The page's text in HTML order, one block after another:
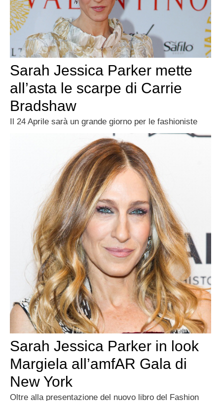
Sarah Jessica Parker mette
all’asta le scarpe di Carrie
Bradshaw
Il 24 Aprile sarà un grande giorno per le fashioniste
Sarah Jessica Parker in look
Margiela all’amfAR Gala di
New York
Oltre alla presentazione del nuovo libro del Fashion